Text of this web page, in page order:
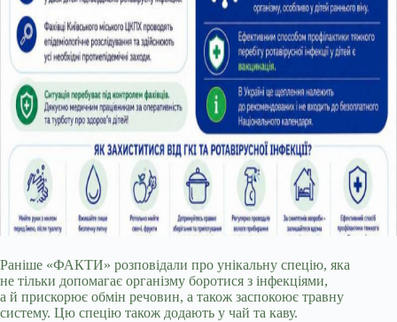
Раніше «ФАКТИ» розповідали про унікальну спецію, яка
не тільки допомагає організму боротися з інфекціями,
а й прискорює обмін речовин, а також заспокоює травну
систему. Цю спецію також додають у чай та каву.